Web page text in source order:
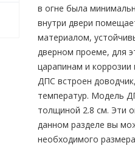
в огне была
внутри двери
материалом,
дверном проеме, для
царапинам и
ДПС встроен
температур. Модель
толщиной 2.8 см. Эти
данном разделе вы
необходимого